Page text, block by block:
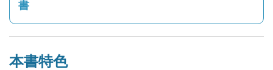
書
本書特色